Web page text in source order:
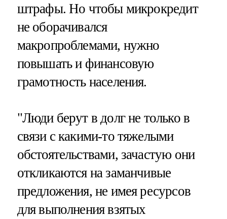
штрафы. Но чтобы микрокредит
не оборачивался
макропроблемами, нужно
повышать и финансовую
грамотность населения.
"Люди берут в долг не только в
связи с какими-то тяжелыми
обстоятельствами, зачастую они
откликаются на заманчивые
предложения, не имея ресурсов
для выполнения взятых